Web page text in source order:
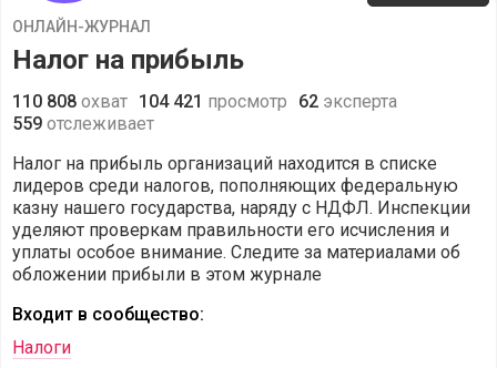
ОНЛАЙН-ЖУРНАЛ
Налог на прибыль
110 808 охват 104 421 просмотр 62 эксперта
559 отслеживает
Налог на прибыль организаций находится в списке
лидеров среди налогов, пополняющих федеральную
казну нашего государства, наряду с НДФЛ. Инспекции
уделяют проверкам правильности его исчисления и
уплаты особое внимание. Следите за материалами об
обложении прибыли в этом журнале
Входит в сообщество:
Налоги